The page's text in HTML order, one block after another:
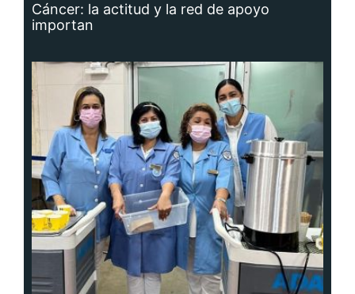
Cáncer: la actitud y la red de apoyo
importan